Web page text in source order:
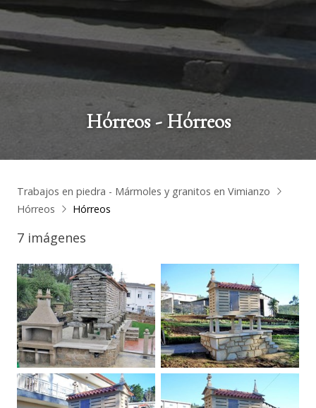
Hórreos - Hórreos
Trabajos en piedra - Mármoles y granitos en Vimianzo
Hórreos
Hórreos
7 imágenes